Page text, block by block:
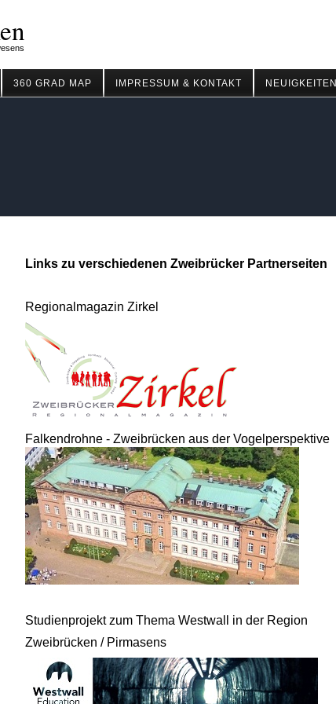
360 GRAD MAP IMPRESSUM & KONTAKT NEUIGKEITEN
Links zu verschiedenen Zweibrücker Partnerseiten
Regionalmagazin Zirkel
Falkendrohne - Zweibrücken aus der Vogelperspektive
Studienprojekt zum Thema Westwall in der Region
Zweibrücken / Pirmasens